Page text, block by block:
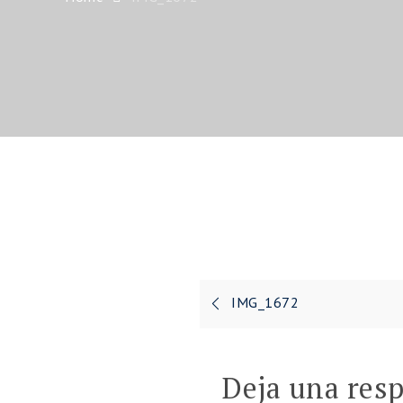
Navegación
IMG_1672
Deja una